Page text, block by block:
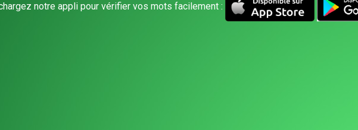
notre appli pour vérifier vos mots facilement :